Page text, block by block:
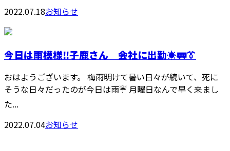
2022.07.18お知らせ
今日は雨模様‼️子鹿さん 会社に出勤☀️🚃👔
おはようございます。 梅雨明けて暑い日々が続いて、死に
そうな日々だったのが今日は雨☔ 月曜日なんで早く来まし
た...
2022.07.04お知らせ